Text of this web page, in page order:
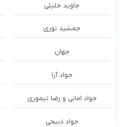
جاوید خلیلی
جمشید نوری
جهان
جواد آرا
جواد امانی و رضا تیموری
جواد ذبیحی